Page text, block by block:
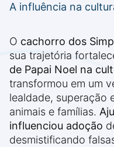
A influência na
O cachorro dos
sua trajetória
de Papai Noel na
transformou em um
lealdade, superação
animais e famílias.
influenciou adoção
desmistificando